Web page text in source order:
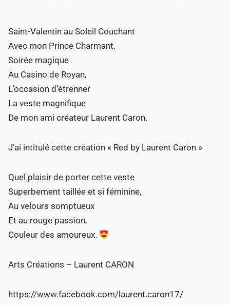
Saint-Valentin au Soleil Couchant
Avec mon Prince Charmant,
Soirée magique
Au Casino de Royan,
L’occasion d’étrenner
La veste magnifique
De mon ami créateur Laurent Caron.
J’ai intitulé cette création « Red by Laurent Caron »
Quel plaisir de porter cette veste
Superbement taillée et si féminine,
Au velours somptueux
Et au rouge passion,
Couleur des amoureux.
Arts Créations – Laurent CARON
https://www.facebook.com/laurent.caron17/